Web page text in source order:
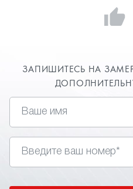
ЗАПИШИТЕСЬ НА